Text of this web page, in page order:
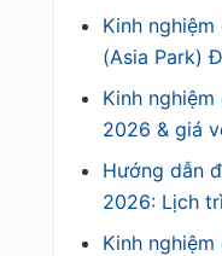
Kinh
(Asia Park)
Kinh
2026 & giá
Hướng dẫn
2026: Lịch
Kinh